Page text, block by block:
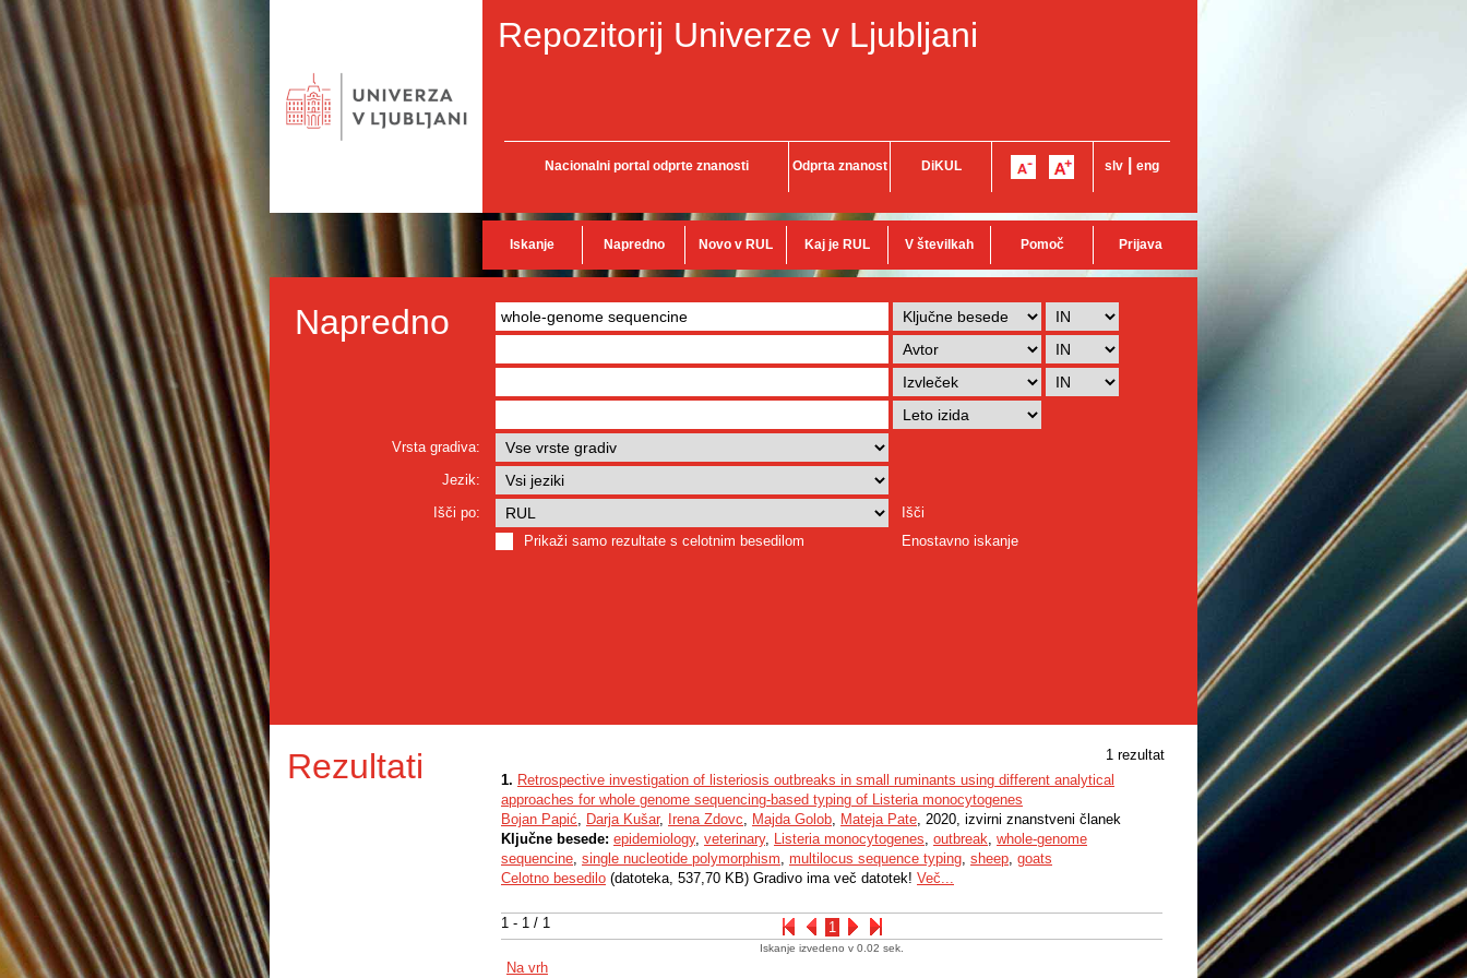
Repozitorij Univerze v Ljubljani
Nacionalni portal odprte znanosti Odprta znanost DiKUL slv eng
Iskanje Napredno Novo v RUL Kaj je RUL V številkah Pomoč Prijava
Napredno
Vrsta gradiva:
Jezik:
Išči po:
Išči
Prikaži samo rezultate s celotnim besedilom
Enostavno iskanje
Rezultati 1 rezultat
1 - 1 / 1 1
1. Retrospective investigation of listeriosis outbreaks in small ruminants using different analytical
approaches for whole genome sequencing-based typing of Listeria monocytogenes
Bojan Papić, Darja Kušar, Irena Zdovc, Majda Golob, Mateja Pate, 2020, izvirni znanstveni članek
Ključne besede: epidemiology, veterinary, Listeria monocytogenes, outbreak, whole-genome
sequencine, single nucleotide polymorphism, multilocus sequence typing, sheep, goats
Celotno besedilo (datoteka, 537,70 KB) Gradivo ima več datotek! Več...
Iskanje izvedeno v 0.02 sek.
Na vrh